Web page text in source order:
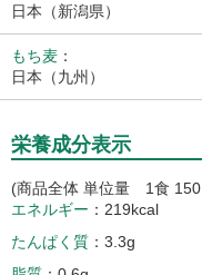
日本（新潟県）
もち麦 ：
日本（九州）
栄養成分表示
(商品全体 単位量 1食 150
エネルギー
219kcal
たんぱく質
3.3g